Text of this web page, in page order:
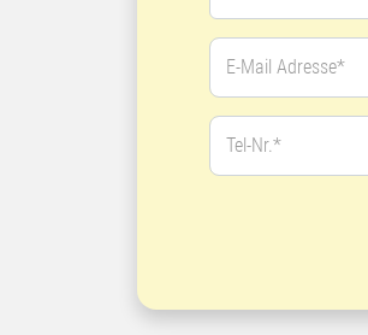
E-Mail Adresse*
Tel-Nr.*